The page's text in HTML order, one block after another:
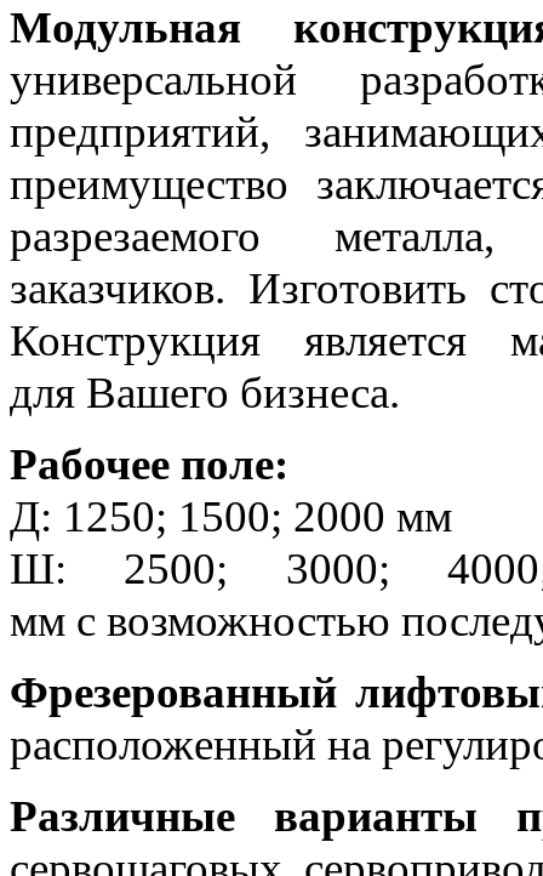
Модульная
универсальной
предприятий,
преимущество
разрезаемого металла,
заказчиков. Изготовить
Конструкция является
для Вашего бизнеса.
Рабочее поле:
Д: 1250; 1500; 2000 мм
Ш: 2500; 3000;
мм с возможностью
Фрезерованный
расположенный на
Различные варианты